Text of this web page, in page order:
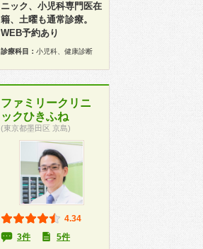
ニック、小児科専門医在
籍、土曜も通常診療。
WEB予約あり
診療科目： 小児科、健康診断
ファミリークリニ
ックひきふね
(東京都墨田区 京島)
4.34
3件
5件